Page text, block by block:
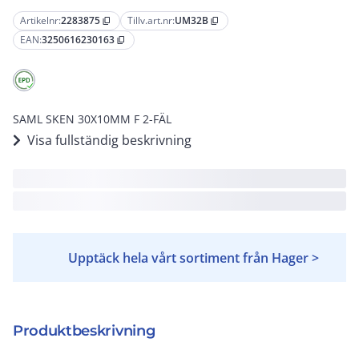
Artikelnr:2283875 content_copy Tillv.art.nr:UM32B content_copy
EAN:3250616230163 content_copy
SAML SKEN 30X10MM F 2-FÄL
Visa fullständig beskrivning
Upptäck hela vårt sortiment från Hager >
Produktbeskrivning